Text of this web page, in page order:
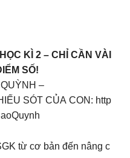
KÌ 2 – CHỈ CẦN VÀI
SỐ!
–
SÓT CỦA CON: http
từ cơ bản đến nâng c